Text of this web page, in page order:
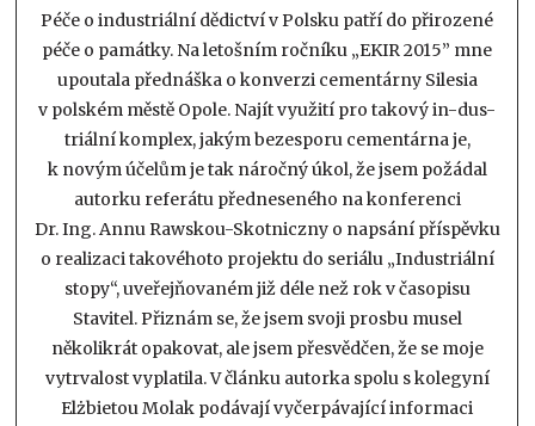
Péče o industriální dědictví v Polsku patří do přirozené
péče o památky. Na letošním ročníku „EKIR 2015” mne
upoutala přednáška o konverzi cementárny Silesia
v polském městě Opole. Najít využití pro takový in-dus-
triální komplex, jakým bezesporu cementárna je,
k novým účelům je tak náročný úkol, že jsem požádal
autorku referátu předneseného na konferenci
Dr. Ing. Annu Rawskou-Skotniczny o napsání příspěvku
o realizaci takovéhoto projektu do seriálu „Industriální
stopy“, uveřejňovaném již déle než rok v časopisu
Stavitel. Přiznám se, že jsem svoji prosbu musel
několikrát opakovat, ale jsem přesvědčen, že se moje
vytrvalost vyplatila. V článku autorka spolu s kolegyní
Elżbietou Molak podávají vyčerpávající informaci